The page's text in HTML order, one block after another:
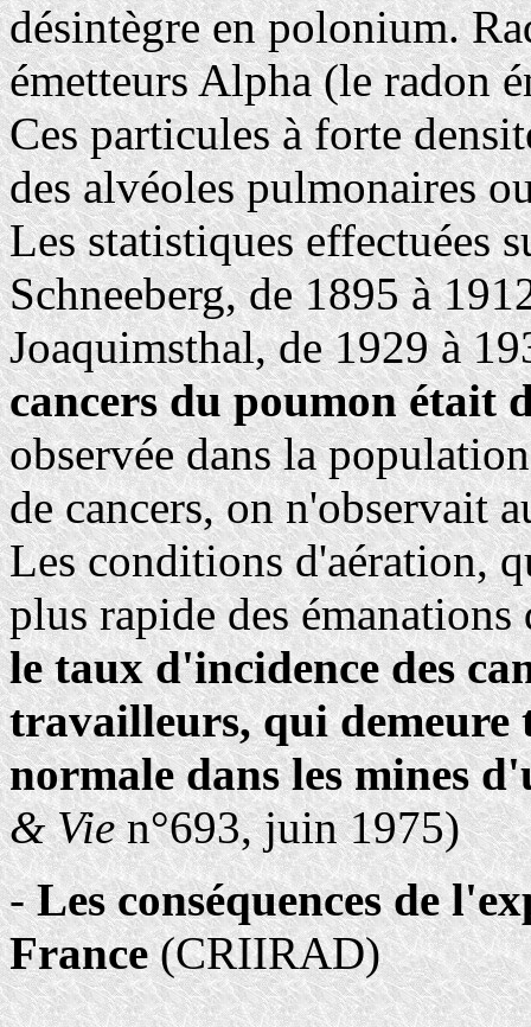
désintègre en polonium.
émetteurs Alpha (le radon
Ces particules à forte
des alvéoles pulmonaires
Les statistiques effectuées
Schneeberg, de 1895 à
Joaquimsthal, de 1929 à
cancers du poumon était
observée dans la
de cancers, on n'observait
Les conditions d'aération,
plus rapide des
le taux d'incidence des
travailleurs, qui demeure
normale dans les mines
& Vien°693, juin 1975)
-Les conséquences de
France(CRIIRAD)